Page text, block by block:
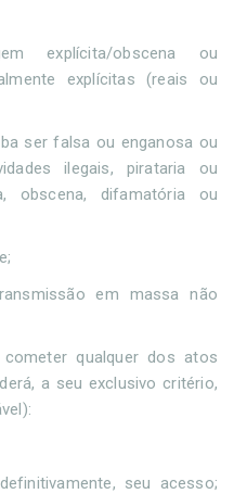
explícita/obscena ou
explícitas (reais ou
ser falsa ou enganosa ou
ilegais, pirataria ou
obscena, difamatória ou
em massa não
qualquer dos atos
a seu exclusivo critério,
seu acesso;